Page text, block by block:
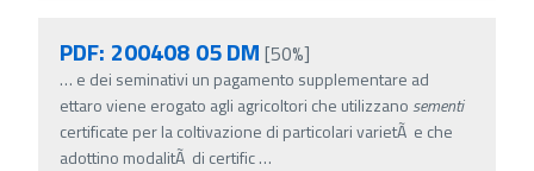
PDF: 200408 05 DM [50%]
… e dei seminativi un pagamento supplementare ad
ettaro viene erogato agli agricoltori che utilizzano sementi
certificate per la coltivazione di particolari varietÃ e che
adottino modalitÃ di certific…